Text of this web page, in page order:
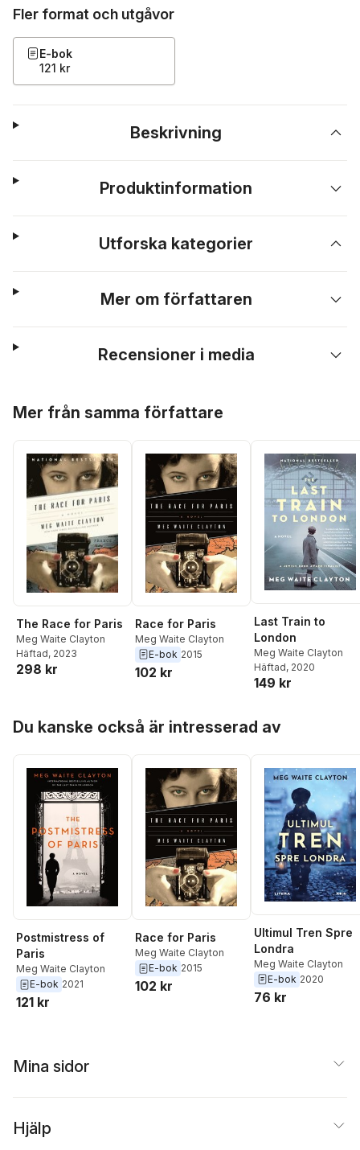
Fler format och utgåvor
E-bok
121 kr
Beskrivning
Produktinformation
Utforska kategorier
Mer om författaren
Recensioner i media
Mer från samma författare
The Race for Paris
Meg Waite Clayton
Häftad, 2023
298 kr
Race for Paris
Meg Waite Clayton
E-bok 2015
102 kr
Last Train to
London
Meg Waite Clayton
Häftad, 2020
149 kr
Du kanske också är intresserad av
Postmistress of
Paris
Meg Waite Clayton
E-bok 2021
121 kr
Race for Paris
Meg Waite Clayton
E-bok 2015
102 kr
Ultimul Tren Spre
Londra
Meg Waite Clayton
E-bok 2020
76 kr
Mina sidor
Hjälp